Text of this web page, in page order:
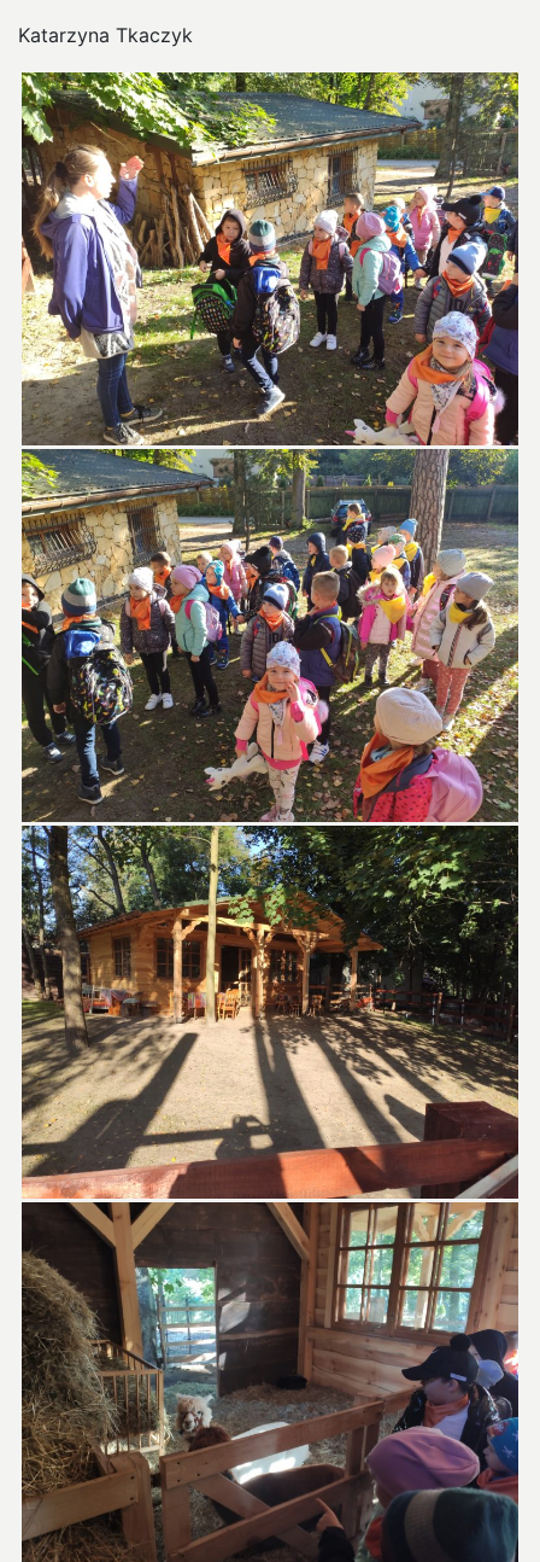
Katarzyna Tkaczyk